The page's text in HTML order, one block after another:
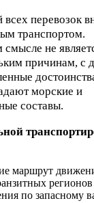
перевозок
транспортом.
не
причинам, с
морские и
составы.
маршрут
по запасному